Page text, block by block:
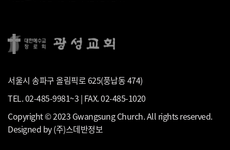
서울시 송파구 올림픽로 625(풍납동 474)
TEL. 02-485-9981~3 | FAX. 02-485-1020
Copyright © 2023 Gwangsung Church. All rights reserved.
Designed by (주)스데반정보